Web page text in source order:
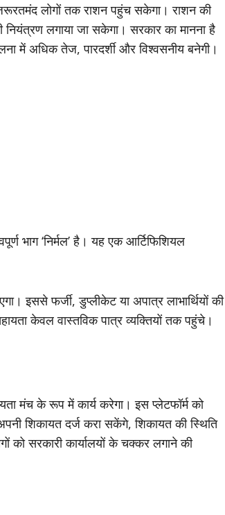
लोगों तक राशन पहुंच सकेगा। राशन की
नियंत्रण लगाया जा सकेगा। सरकार का मानना है
में अधिक तेज, पारदर्शी और विश्वसनीय बनेगी।
भाग ‘निर्मल’ है। यह एक आर्टिफिशियल
इससे फर्जी, डुप्लीकेट या अपात्र लाभार्थियों की
केवल वास्तविक पात्र व्यक्तियों तक पहुंचे।
मंच के रूप में कार्य करेगा। इस प्लेटफॉर्म को
शिकायत दर्ज करा सकेंगे, शिकायत की स्थिति
सरकारी कार्यालयों के चक्कर लगाने की